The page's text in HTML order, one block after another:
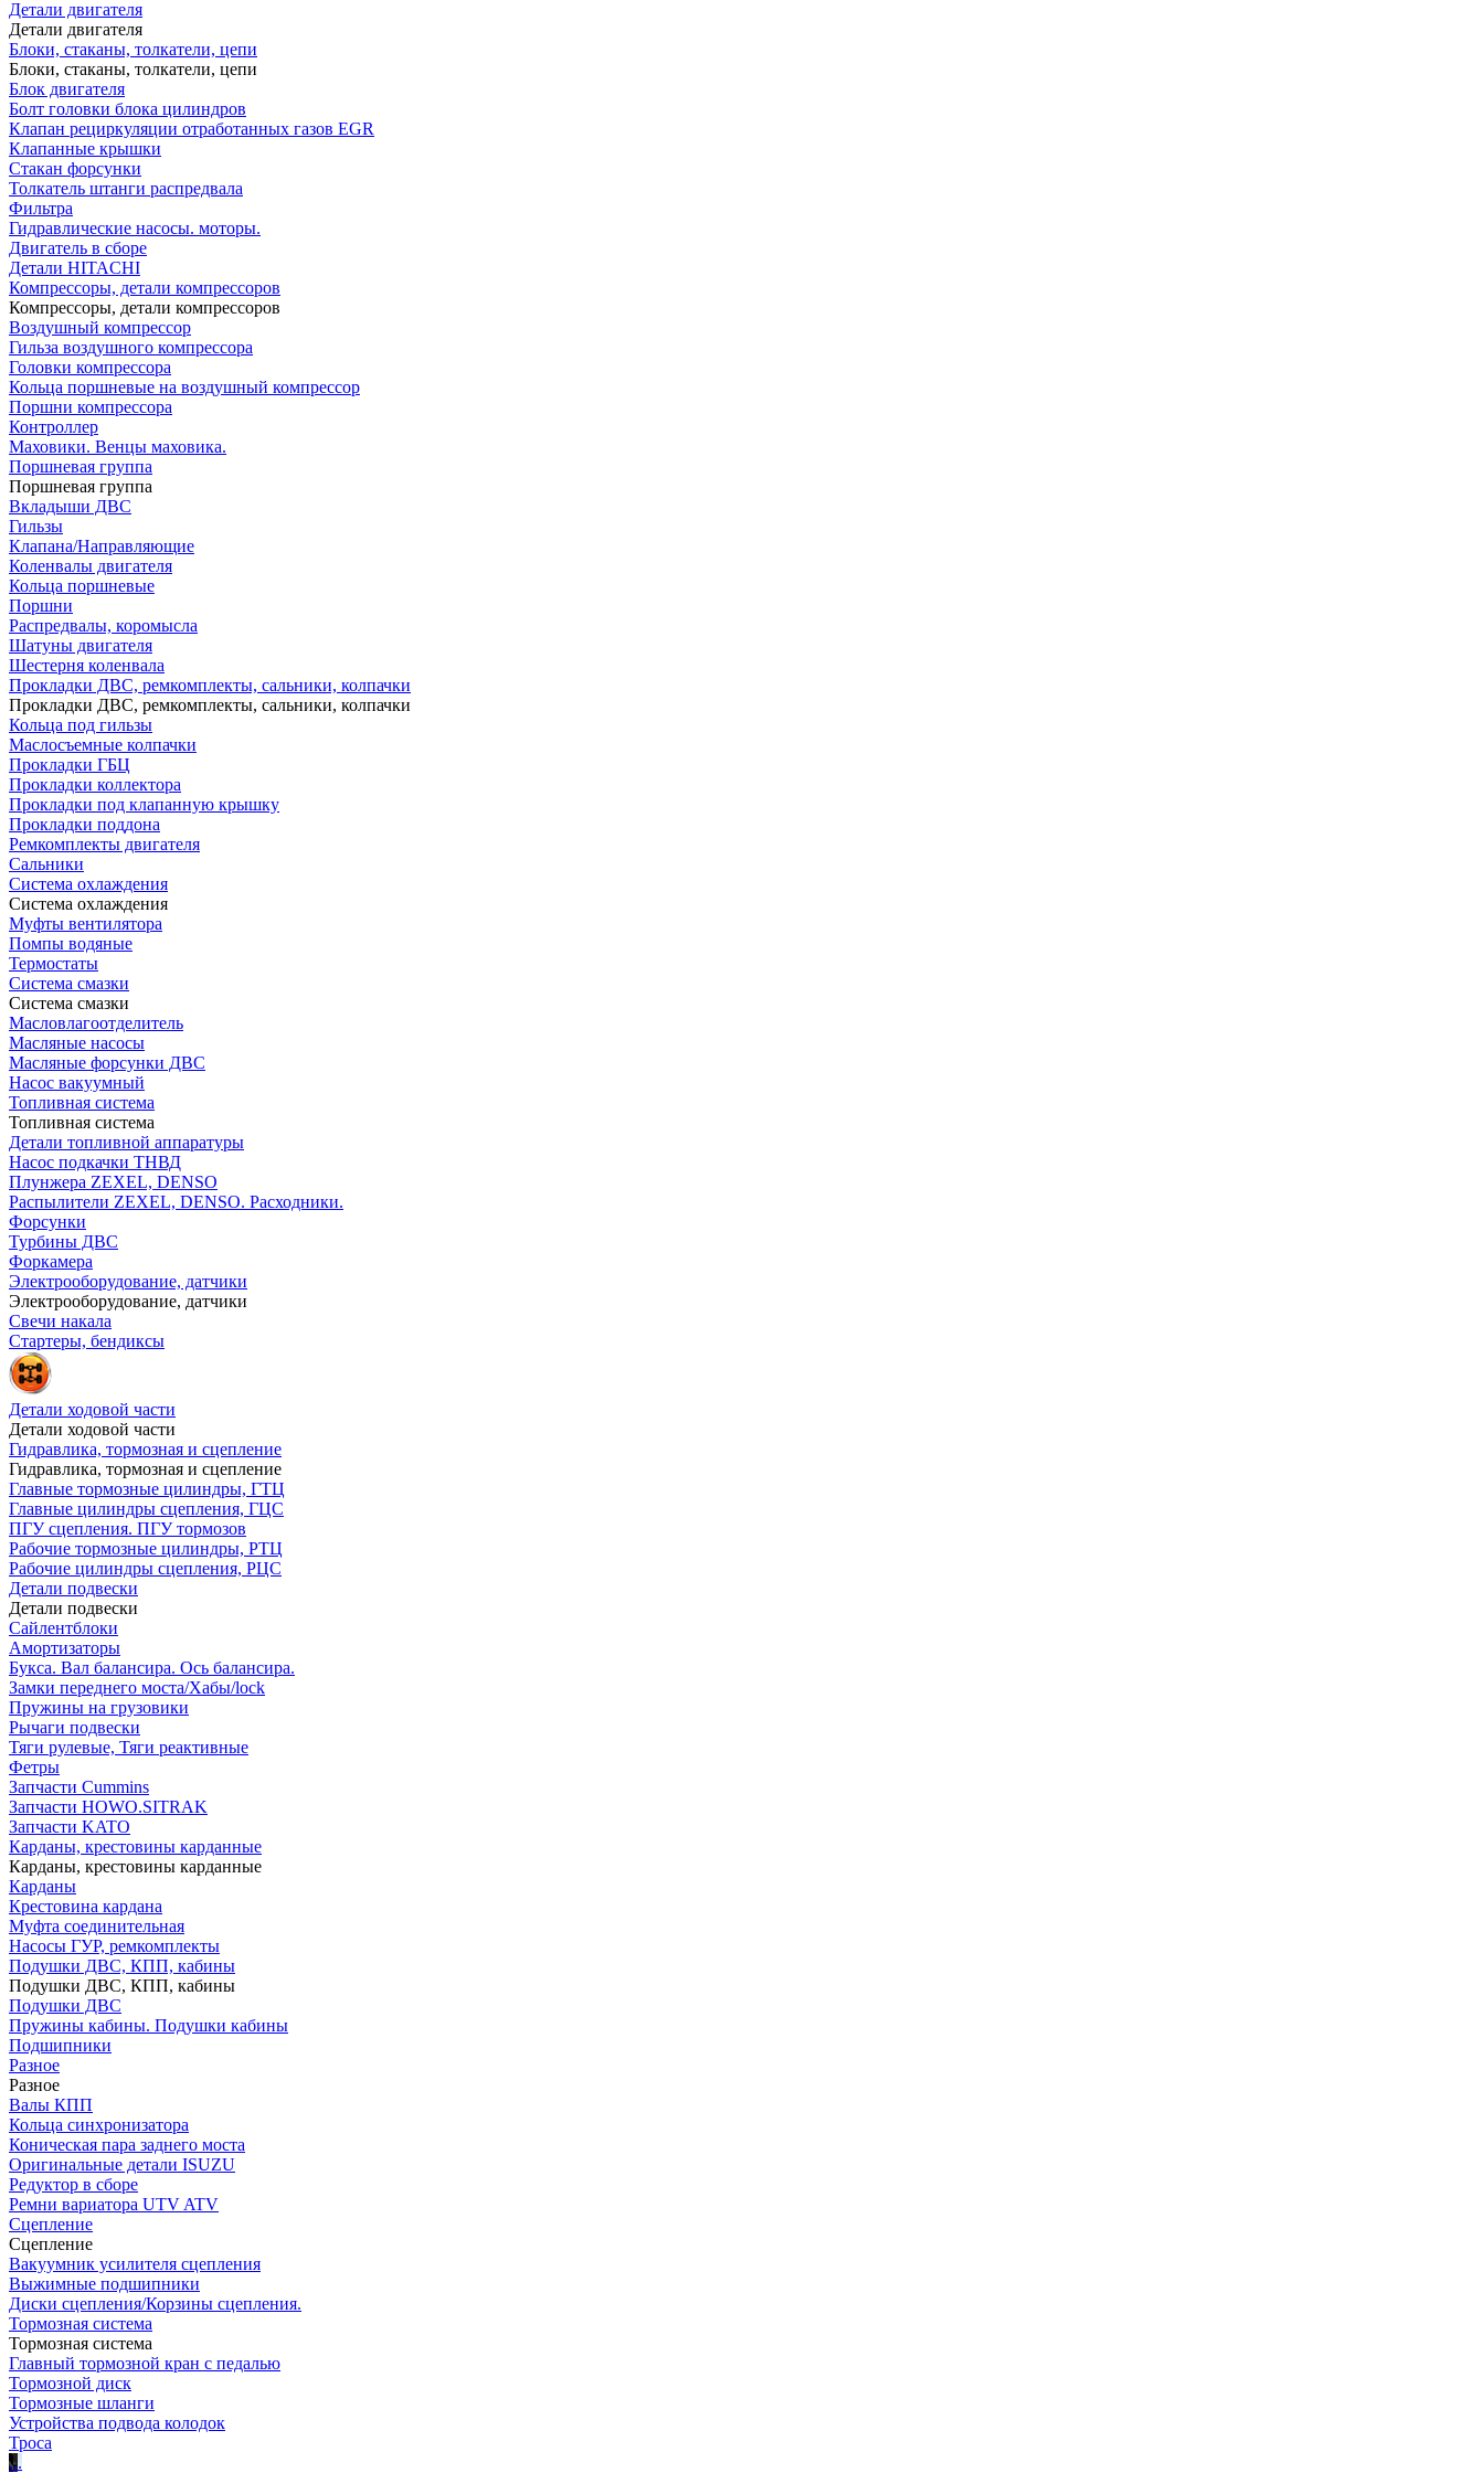
Детали двигателя
Детали двигателя
Блоки, стаканы, толкатели, цепи
Блоки, стаканы, толкатели, цепи
Блок двигателя
Болт головки блока цилиндров
Клапан рециркуляции отработанных газов EGR
Клапанные крышки
Стакан форсунки
Толкатель штанги распредвала
Фильтра
Гидравлические насосы. моторы.
Двигатель в сборе
Детали HITACHI
Компрессоры, детали компрессоров
Компрессоры, детали компрессоров
Воздушный компрессор
Гильза воздушного компрессора
Головки компрессора
Кольца поршневые на воздушный компрессор
Поршни компрессора
Контроллер
Маховики. Венцы маховика.
Поршневая группа
Поршневая группа
Вкладыши ДВС
Гильзы
Клапана/Направляющие
Коленвалы двигателя
Кольца поршневые
Поршни
Распредвалы, коромысла
Шатуны двигателя
Шестерня коленвала
Прокладки ДВС, ремкомплекты, сальники, колпачки
Прокладки ДВС, ремкомплекты, сальники, колпачки
Кольца под гильзы
Маслосъемные колпачки
Прокладки ГБЦ
Прокладки коллектора
Прокладки под клапанную крышку
Прокладки поддона
Ремкомплекты двигателя
Сальники
Система охлаждения
Система охлаждения
Муфты вентилятора
Помпы водяные
Термостаты
Система смазки
Система смазки
Масловлагоотделитель
Масляные насосы
Масляные форсунки ДВС
Насос вакуумный
Топливная система
Топливная система
Детали топливной аппаратуры
Насос подкачки ТНВД
Плунжера ZEXEL, DENSO
Распылители ZEXEL, DENSO. Расходники.
Форсунки
Турбины ДВС
Форкамера
Электрооборудование, датчики
Электрооборудование, датчики
Свечи накала
Стартеры, бендиксы
Детали ходовой части
Детали ходовой части
Гидравлика, тормозная и сцепление
Гидравлика, тормозная и сцепление
Главные тормозные цилиндры, ГТЦ
Главные цилиндры сцепления, ГЦС
ПГУ сцепления. ПГУ тормозов
Рабочие тормозные цилиндры, РТЦ
Рабочие цилиндры сцепления, РЦС
Детали подвески
Детали подвески
Cайлентблоки
Амортизаторы
Букса. Вал балансира. Ось балансира.
Замки переднего моста/Хабы/lock
Пружины на грузовики
Рычаги подвески
Тяги рулевые, Тяги реактивные
Фетры
Запчасти Cummins
Запчасти HOWO.SITRAK
Запчасти KATO
Карданы, крестовины карданные
Карданы, крестовины карданные
Карданы
Крестовина кардана
Муфта соединительная
Насосы ГУР, ремкомплекты
Подушки ДВС, КПП, кабины
Подушки ДВС, КПП, кабины
Подушки ДВС
Пружины кабины. Подушки кабины
Подшипники
Разное
Разное
Валы КПП
Кольца синхронизатора
Коническая пара заднего моста
Оригинальные детали ISUZU
Редуктор в сборе
Ремни вариатора UTV ATV
Сцепление
Сцепление
Вакуумник усилителя сцепления
Выжимные подшипники
Диски сцепления/Корзины сцепления.
Тормозная система
Тормозная система
Главный тормозной кран с педалью
Тормозной диск
Тормозные шланги
Устройства подвода колодок
Троса
...